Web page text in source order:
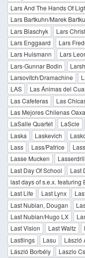
Lars And The Hands Of
Lars Bartkuhn/Marek
Lars Blaschyk
Lars
Lars Enggaard
Lars
Lars Huismann
Lars
Lars-Gunnar Bodin
Larsovitch/Dramachine
LAS
Las Ánimas del
Las Cafeteras
Las
Las Mejores Chilenas
LaSalle Quartet
LaScie
Laska
Laskevich
Lass
Lass/Patrice
Lasse Mucken
Lasserdrill
Last Day Of School
Last
last days of s.e.x. featuring
Last Life
Last Lynx
Last Nubian, Dougan
Last Nubian/Hugo LX
Last Vision
Last Waltz
Lastlings
Lasu László
László Borbély
Laszlo